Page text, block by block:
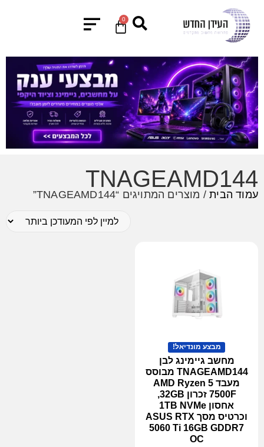
0
TNAGEAMD144
עמוד הבית/ מוצרים המתויגים “TNAGEAMD144”
מבצע מונדיאל!
מחשב גיימינג לבן
TNAGEAMD144 מבוסס
מעבד AMD Ryzen 5
7500F זכרון 32GB,
אחסון 1TB NVMe
וכרטיס מסך ASUS RTX
5060 Ti 16GB GDDR7
OC